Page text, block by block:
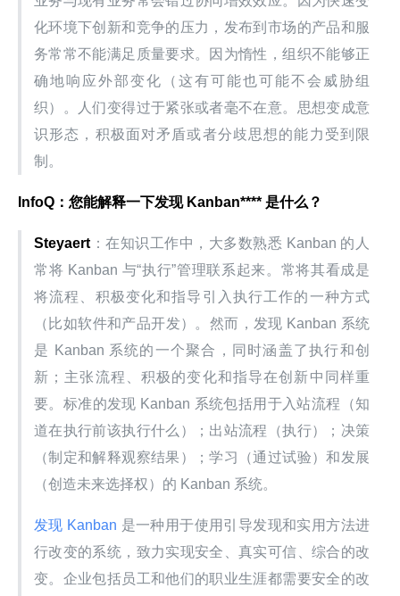
化环境下创新和竞争的压力，发布到市场的产品和服
务常常不能满足质量要求。因为惰性，组织不能够正
确地响应外部变化（这有可能也可能不会威胁组
织）。人们变得过于紧张或者毫不在意。思想变成意
识形态，积极面对矛盾或者分歧思想的能力受到限
制。
InfoQ ：您能解释一下发现 Kanban**** 是什么？
Steyaert ：在知识工作中，大多数熟悉 Kanban 的人
常将 Kanban 与“执行”管理联系起来。常将其看成是
将流程、积极变化和指导引入执行工作的一种方式
（比如软件和产品开发）。然而，发现 Kanban 系统
是 Kanban 系统的一个聚合，同时涵盖了执行和创
新；主张流程、积极的变化和指导在创新中同样重
要。标准的发现 Kanban 系统包括用于入站流程（知
道在执行前该执行什么）；出站流程（执行）；决策
（制定和解释观察结果）；学习（通过试验）和发展
（创造未来选择权）的 Kanban 系统。
发现 Kanban 是一种用于使用引导发现和实用方法进
行改变的系统，致力实现安全、真实可信、综合的改
变。企业包括员工和他们的职业生涯都需要安全的改